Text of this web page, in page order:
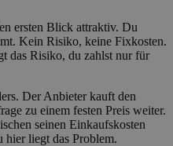
ersten Blick attraktiv. Du
Kein Risiko, keine Fixkosten.
das Risiko, du zahlst nur für
Der Anbieter kauft den
zu einem festen Preis weiter.
seinen Einkaufskosten
hier liegt das Problem.